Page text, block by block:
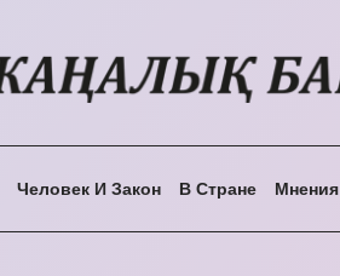
Человек И Закон В Стране Мнения